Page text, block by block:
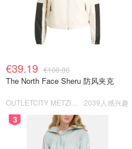
€39.19 €100.00
The North Face Sheru 防风夹克
2039人感兴趣
3